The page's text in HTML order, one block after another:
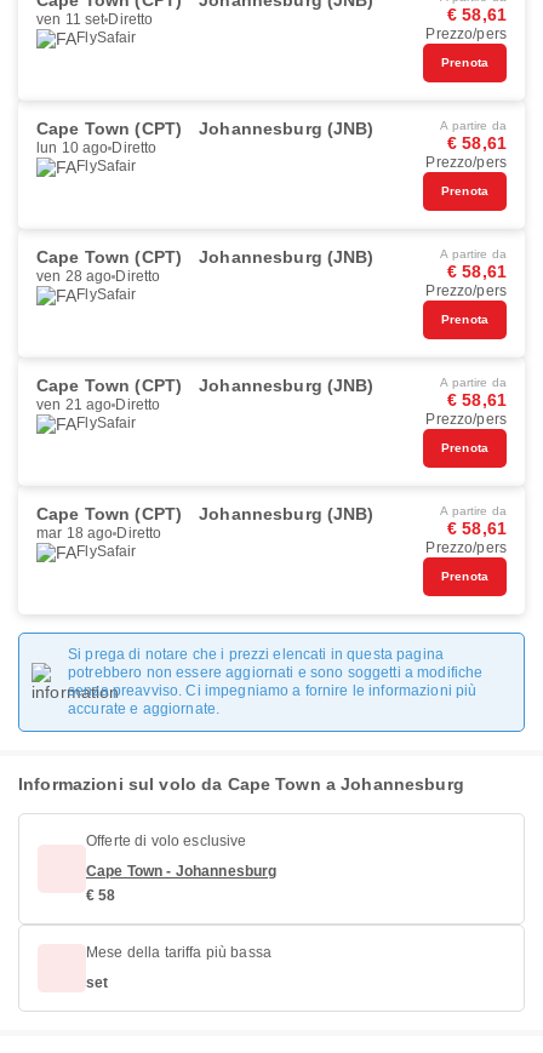
ven 11 set Diretto
FlySafair
€ 58,61
Prezzo/pers
Prenota
Cape Town (CPT) Johannesburg (JNB)
lun 10 ago Diretto
FlySafair
A partire da
€ 58,61
Prezzo/pers
Prenota
Cape Town (CPT) Johannesburg (JNB)
ven 28 ago Diretto
FlySafair
A partire da
€ 58,61
Prezzo/pers
Prenota
Cape Town (CPT) Johannesburg (JNB)
ven 21 ago Diretto
FlySafair
A partire da
€ 58,61
Prezzo/pers
Prenota
Cape Town (CPT) Johannesburg (JNB)
mar 18 ago Diretto
FlySafair
A partire da
€ 58,61
Prezzo/pers
Prenota
Si prega di notare che i prezzi elencati in questa pagina
potrebbero non essere aggiornati e sono soggetti a modifiche
senza preavviso. Ci impegniamo a fornire le informazioni più
accurate e aggiornate.
Informazioni sul volo da Cape Town a Johannesburg
Offerte di volo esclusive
Cape Town - Johannesburg
€ 58
Mese della tariffa più bassa
set